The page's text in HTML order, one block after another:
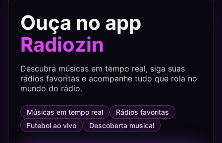
Ouça no app
Radiozin
Descubra músicas em tempo real, siga suas
rádios favoritas e acompanhe tudo que rola no
mundo do rádio.
Músicas em tempo real
Rádios favoritas
Futebol ao vivo
Descoberta musical